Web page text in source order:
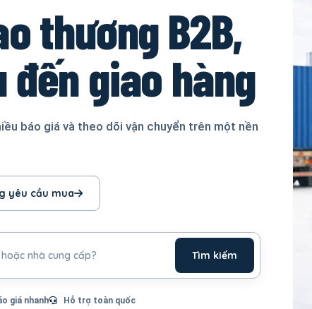
thương B2B,
đến giao hàng
báo giá và theo dõi vận chuyển trên một nền
yêu cầu mua
Tìm kiếm
giá nhanh Hỗ trợ toàn quốc